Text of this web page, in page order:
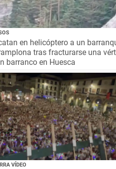
en helicóptero a un
tras fracturarse una
barranco en Huesca
VÍDEO